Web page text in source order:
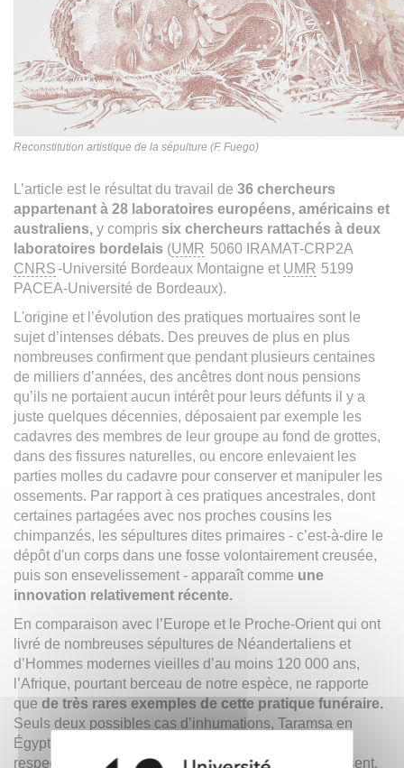
Reconstitution artistique de la sépulture (F. Fuego)
L’article est le résultat du travail de 36 chercheurs
appartenant à 28 laboratoires européens, américains et
australiens, y compris six chercheurs rattachés à deux
laboratoires bordelais (UMR 5060 IRAMAT-CRP2A
CNRS-Université Bordeaux Montaigne et UMR 5199
PACEA-Université de Bordeaux).
L'origine et l’évolution des pratiques mortuaires sont le
sujet d’intenses débats. Des preuves de plus en plus
nombreuses confirment que pendant plusieurs centaines
de milliers d’années, des ancêtres dont nous pensions
qu’ils ne portaient aucun intérêt pour leurs défunts il y a
juste quelques décennies, déposaient par exemple les
cadavres des membres de leur groupe au fond de grottes,
dans des fissures naturelles, ou encore enlevaient les
parties molles du cadavre pour conserver et manipuler les
ossements. Par rapport à ces pratiques ancestrales, dont
certaines partagées avec nos proches cousins les
chimpanzés, les sépultures dites primaires - c’est-à-dire le
dépôt d'un corps dans une fosse volontairement creusée,
puis son ensevelissement - apparaît comme une
innovation relativement récente.
En comparaison avec l’Europe et le Proche-Orient qui ont
livré de nombreuses sépultures de Néandertaliens et
d’Hommes modernes vieilles d’au moins 120 000 ans,
l’Afrique, pourtant berceau de notre espèce, ne rapporte
que de très rares exemples de cette pratique funéraire.
Seuls deux possibles cas d’inhumations, Taramsa en
Égypte et Border Cave en Afrique du Sud, datées
respectivement de 68 000 et 74 000 ans avant le présent,